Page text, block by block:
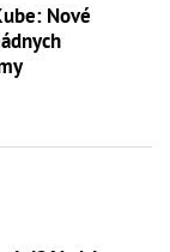
Nové